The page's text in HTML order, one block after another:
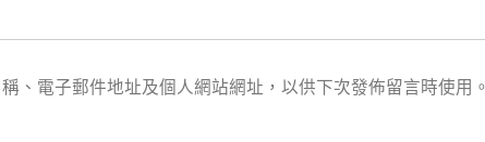
、電子郵件地址及個人網站網址，以供下次發佈留言時使用。